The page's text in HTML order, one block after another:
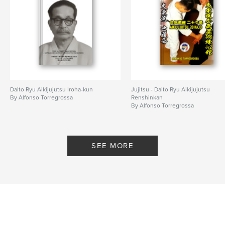
Keywords
, 柔術 ,
aikido hakkoryu
Daito Ryu Aikijujutsu Iroha-kun
By Alfonso Torregrossa
Jujitsu - Daito Ryu Aikijujutsu
Renshinkan
By Alfonso Torregrossa
SEE MORE